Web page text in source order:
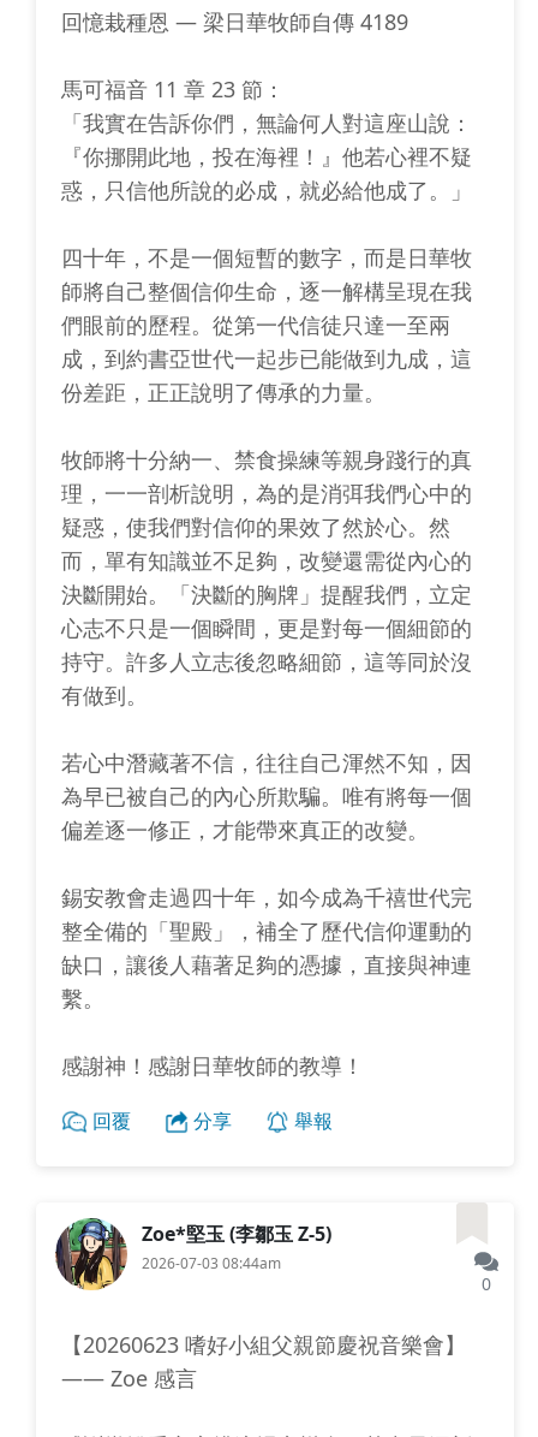
回憶栽種恩 — 梁日華牧師自傳 4189
馬可福音 11 章 23 節：
「我實在告訴你們，無論何人對這座山說：
『你挪開此地，投在海裡！』他若心裡不疑
惑，只信他所說的必成，就必給他成了。」
四十年，不是一個短暫的數字，而是日華牧
師將自己整個信仰生命，逐一解構呈現在我
們眼前的歷程。從第一代信徒只達一至兩
成，到約書亞世代一起步已能做到九成，這
份差距，正正說明了傳承的力量。
牧師將十分納一、禁食操練等親身踐行的真
理，一一剖析說明，為的是消弭我們心中的
疑惑，使我們對信仰的果效了然於心。然
而，單有知識並不足夠，改變還需從內心的
決斷開始。「決斷的胸牌」提醒我們，立定
心志不只是一個瞬間，更是對每一個細節的
持守。許多人立志後忽略細節，這等同於沒
有做到。
若心中潛藏著不信，往往自己渾然不知，因
為早已被自己的內心所欺騙。唯有將每一個
偏差逐一修正，才能帶來真正的改變。
錫安教會走過四十年，如今成為千禧世代完
整全備的「聖殿」，補全了歷代信仰運動的
缺口，讓後人藉著足夠的憑據，直接與神連
繫。
感謝神！感謝日華牧師的教導！
回覆 分享 舉報
Zoe*堅玉 (李鄒玉 Z-5)
2026-07-03 08:44am
0
【20260623 嗜好小組父親節慶祝音樂會】
—— Zoe 感言